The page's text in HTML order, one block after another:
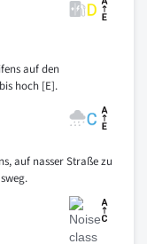
auf den
hoch [E].
auf nasser Straße zu